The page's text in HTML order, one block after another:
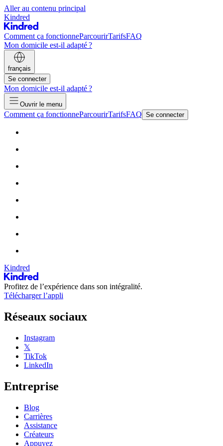
Aller au contenu principal
Kindred
Comment ça fonctionneParcourirTarifsFAQ
Mon domicile est-il adapté ?
français
Se connecter
Mon domicile est-il adapté ?
Ouvrir le menu
Comment ça fonctionneParcourirTarifsFAQ Se connecter
Kindred
Profitez de l’expérience dans son intégralité.
Télécharger l’appli
Réseaux sociaux
Instagram
𝕏
TikTok
LinkedIn
Entreprise
Blog
Carrières
Assistance
Créateurs
Appuyez